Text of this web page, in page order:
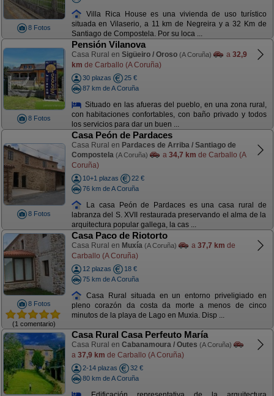
8 Fotos
Villa Rica House es una vivienda de uso turístico
situada en Vilaserio, a 11 km de Negreira y a 32 Km de
Santiago de Compostela. Por su loca ...
8 Fotos
Pensión Vilanova
Casa Rural en Sigüeiro / Oroso (A Coruña) a 32,9
km de Carballo (A Coruña)
30 plazas
25 €
87 km de A Coruña
Situado en las afueras del pueblo, en una zona rural,
con habitaciones confortables, con baño privado y todos
los servicios para dar un buen ...
8 Fotos
Casa Peón de Pardaces
Casa Rural en Pardaces de Arriba / Santiago de
Compostela (A Coruña) a 34,7 km de Carballo (A
Coruña)
10+1 plazas
22 €
76 km de A Coruña
La casa Peón de Pardaces es una casa rural de
labranza del S. XVII restaurada preservando el alma de la
arquitectura popular gallega, la cas ...
8 Fotos
(1 comentario)
Casa Paco de Riotorto
Casa Rural en Muxía (A Coruña) a 37,7 km de
Carballo (A Coruña)
12 plazas
18 €
75 km de A Coruña
Casa Rural situada en un entorno priveligiado en
pleno corazón da costa da morte a menos de cinco
minutos de la playa de Lago en Muxia. Disp ...
Casa Rural Casa Perfeuto María
Casa Rural en Cabanamoura / Outes (A Coruña)
a 37,9 km de Carballo (A Coruña)
2-14 plazas
32 €
80 km de A Coruña